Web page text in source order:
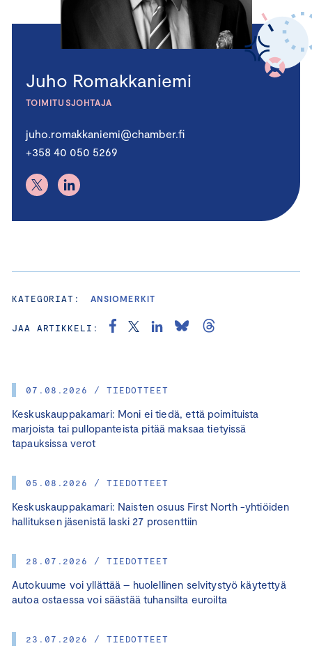
07.08.2026 / TIEDOTTEET
Keskuskauppakamari: Moni ei tiedä, että poimituista
marjoista tai pullopanteista pitää maksaa tietyissä
tapauksissa verot
05.08.2026 / TIEDOTTEET
Keskuskauppakamari: Naisten osuus First North -yhtiöiden
hallituksen jäsenistä laski 27 prosenttiin
28.07.2026 / TIEDOTTEET
Autokuume voi yllättää – huolellinen selvitystyö käytettyä
autoa ostaessa voi säästää tuhansilta euroilta
23.07.2026 / TIEDOTTEET
Juho Romakkaniemi
TOIMITUSJOHTAJA
juho.romakkaniemi@chamber.fi
+358 40 050 5269
KATEGORIAT: ANSIOMERKIT
JAA ARTIKKELI: